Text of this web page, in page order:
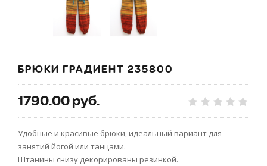
БРЮКИ ГРАДИЕНТ 235800
1790.00 руб.
Удобные и красивые брюки, идеальный вариант для
занятий йогой или танцами.
Штанины снизу декорированы резинкой.